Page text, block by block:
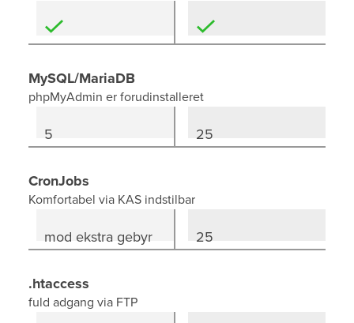
MySQL/MariaDB
phpMyAdmin er forudinstalleret
5 25
CronJobs
Komfortabel via KAS indstilbar
mod ekstra gebyr 25
.htaccess
fuld adgang via FTP